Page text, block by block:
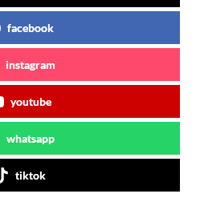
facebook
instagram
youtube
whatsapp
tiktok